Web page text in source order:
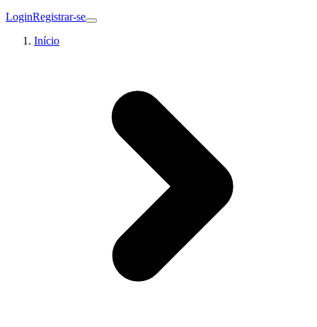
LoginRegistrar-se
Início